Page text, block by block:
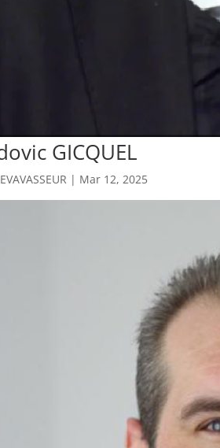
GICQUEL
| Mar 12, 2025